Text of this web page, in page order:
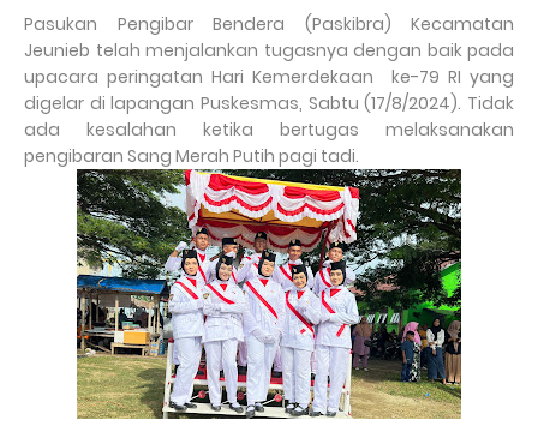
Pasukan Pengibar Bendera (Paskibra) Kecamatan
Jeunieb telah menjalankan tugasnya dengan baik pada
upacara peringatan Hari Kemerdekaan ke-79 RI yang
digelar di lapangan Puskesmas, Sabtu (17/8/2024). Tidak
ada kesalahan ketika bertugas melaksanakan
pengibaran Sang Merah Putih pagi tadi.